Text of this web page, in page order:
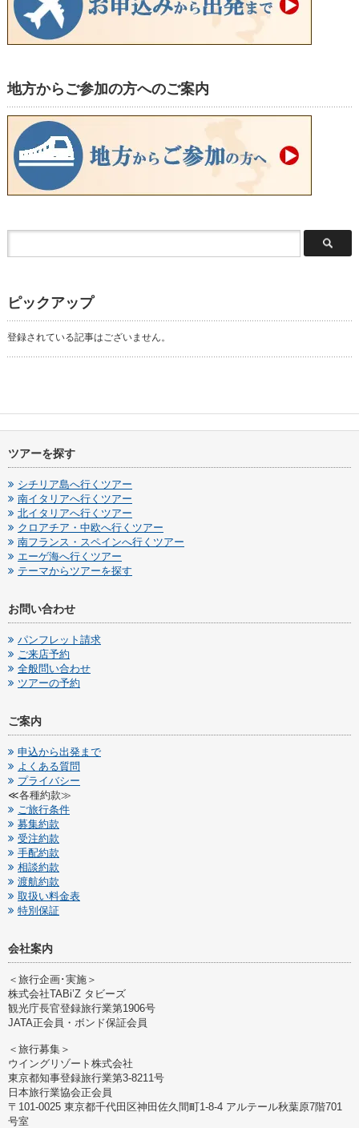
地方からご参加の方へのご案内
ピックアップ
登録されている記事はございません。
ツアーを探す
シチリア島へ行くツアー
南イタリアへ行くツアー
北イタリアへ行くツアー
クロアチア・中欧へ行くツアー
南フランス・スペインへ行くツアー
エーゲ海へ行くツアー
テーマからツアーを探す
お問い合わせ
パンフレット請求
ご来店予約
全般問い合わせ
ツアーの予約
ご案内
申込から出発まで
よくある質問
プライバシー
≪各種約款≫
ご旅行条件
募集約款
受注約款
手配約款
相談約款
渡航約款
取扱い料金表
特別保証
会社案内
＜旅行企画･実施＞
株式会社TABi’Z タビーズ
観光庁長官登録旅行業第1906号
JATA正会員・ボンド保証会員
＜旅行募集＞
ウイングリゾート株式会社
東京都知事登録旅行業第3-8211号
日本旅行業協会正会員
〒101-0025 東京都千代田区神田佐久間町1-8-4 アルテール秋葉原7階701
号室